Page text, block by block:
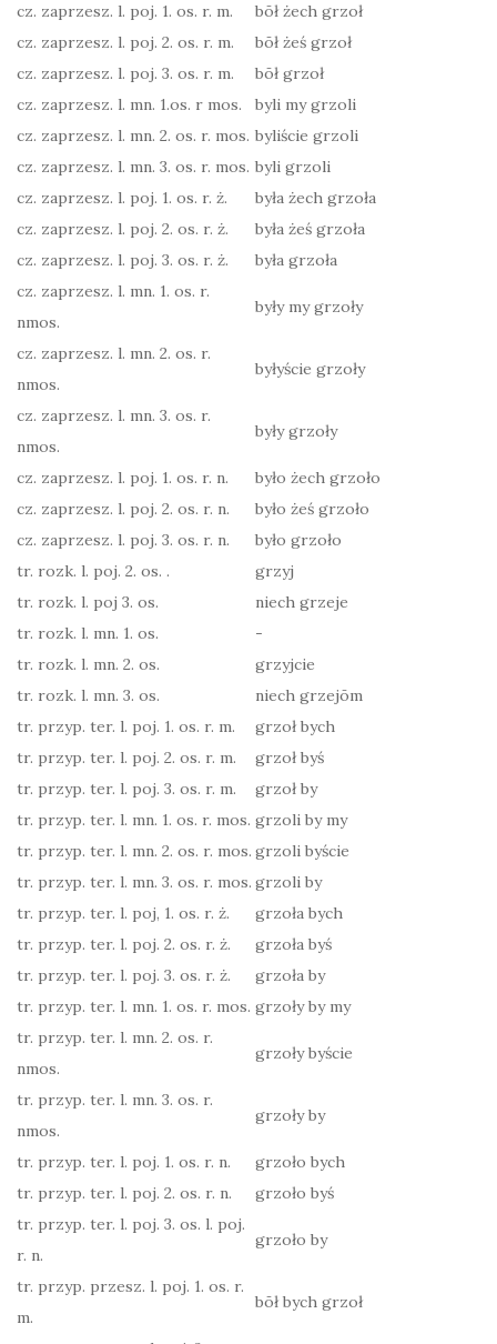
cz. zaprzesz. l. poj. 1. os. r. m.
bōł żech grzoł
cz. zaprzesz. l. poj. 2. os. r. m.
bōł żeś grzoł
cz. zaprzesz. l. poj. 3. os. r. m.
bōł grzoł
cz. zaprzesz. l. mn. 1.os. r mos.
byli my grzoli
cz. zaprzesz. l. mn. 2. os. r. mos. byliście grzoli
cz. zaprzesz. l. mn. 3. os. r. mos. byli grzoli
cz. zaprzesz. l. poj. 1. os. r. ż.
była żech grzoła
cz. zaprzesz. l. poj. 2. os. r. ż.
była żeś grzoła
cz. zaprzesz. l. poj. 3. os. r. ż.
była grzoła
cz. zaprzesz. l. mn. 1. os. r.
nmos.
były my grzoły
cz. zaprzesz. l. mn. 2. os. r.
nmos.
byłyście grzoły
cz. zaprzesz. l. mn. 3. os. r.
nmos.
były grzoły
cz. zaprzesz. l. poj. 1. os. r. n.
było żech grzoło
cz. zaprzesz. l. poj. 2. os. r. n.
było żeś grzoło
cz. zaprzesz. l. poj. 3. os. r. n.
było grzoło
tr. rozk. l. poj. 2. os. .
grzyj
tr. rozk. l. poj 3. os.
niech grzeje
tr. rozk. l. mn. 1. os.
-
tr. rozk. l. mn. 2. os.
grzyjcie
tr. rozk. l. mn. 3. os.
niech grzejōm
tr. przyp. ter. l. poj. 1. os. r. m.
grzoł bych
tr. przyp. ter. l. poj. 2. os. r. m.
grzoł byś
tr. przyp. ter. l. poj. 3. os. r. m.
grzoł by
tr. przyp. ter. l. mn. 1. os. r. mos. grzoli by my
tr. przyp. ter. l. mn. 2. os. r. mos. grzoli byście
tr. przyp. ter. l. mn. 3. os. r. mos. grzoli by
tr. przyp. ter. l. poj, 1. os. r. ż.
grzoła bych
tr. przyp. ter. l. poj. 2. os. r. ż.
grzoła byś
tr. przyp. ter. l. poj. 3. os. r. ż.
grzoła by
tr. przyp. ter. l. mn. 1. os. r. mos. grzoły by my
tr. przyp. ter. l. mn. 2. os. r.
nmos.
grzoły byście
tr. przyp. ter. l. mn. 3. os. r.
nmos.
grzoły by
tr. przyp. ter. l. poj. 1. os. r. n.
grzoło bych
tr. przyp. ter. l. poj. 2. os. r. n.
grzoło byś
tr. przyp. ter. l. poj. 3. os. l. poj.
r. n.
grzoło by
tr. przyp. przesz. l. poj. 1. os. r.
m.
bōł bych grzoł